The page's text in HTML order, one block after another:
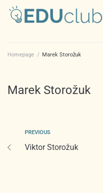
Homepage / Marek Storožuk
Marek Storožuk
PREVIOUS
Viktor Storožuk